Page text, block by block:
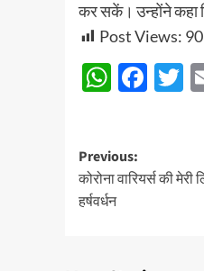
कर सकें। उन्होंने कहा
Post Views:
Post
navigation
Previous:
कोरोना वारियर्स की
हर्षवर्धन